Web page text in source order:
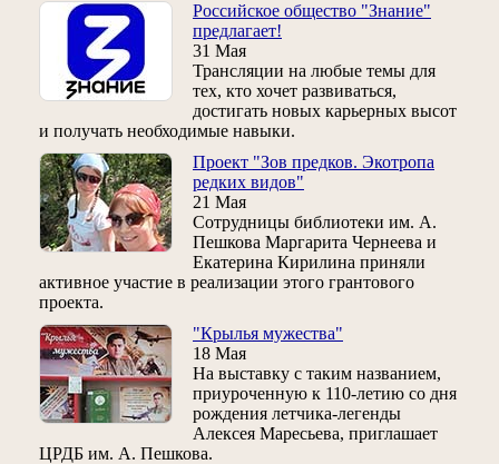
Российское общество "Знание"
предлагает!
31 Мая
Трансляции на любые темы для
тех, кто хочет развиваться,
достигать новых карьерных высот
и получать необходимые навыки.
Проект "Зов предков. Экотропа
редких видов"
21 Мая
Сотрудницы библиотеки им. А.
Пешкова Маргарита Чернеева и
Екатерина Кирилина приняли
активное участие в реализации этого грантового
проекта.
"Крылья мужества"
18 Мая
На выставку с таким названием,
приуроченную к 110-летию со дня
рождения летчика-легенды
Алексея Маресьева, приглашает
ЦРДБ им. А. Пешкова.